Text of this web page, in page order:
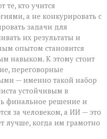
те, кто учится
а не конкурировать с
задачи для
их результаты и
опытом становится
навыком. К этому стоит
переговорные
— именно такой набор
устойчивым в
финальное решение и
за человеком, а ИИ — это
лучше, когда им грамотно